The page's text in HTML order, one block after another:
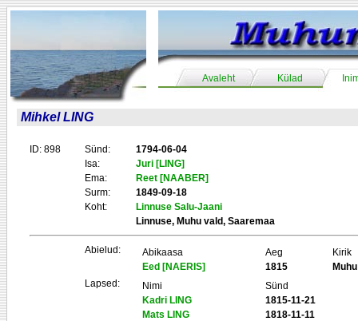
Avaleht Külad
Mihkel LING
ID: 898 Sünd:
1794-06-04
Isa:
Juri [LING]
Ema:
Reet [NAABER]
Surm:
1849-09-18
Koht:
Linnuse Salu-Jaani
Linnuse, Muhu vald, Saaremaa
Abielud: Abikaasa Aeg
Kirik
Eed [NAERIS]
1815
Muhu
Lapsed:
Nimi
Sünd
Kadri LING
1815-11-21
Mats LING
1818-11-11